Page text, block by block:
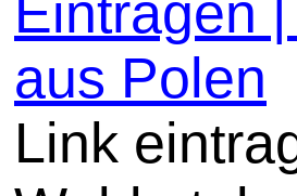
aus Polen
Link